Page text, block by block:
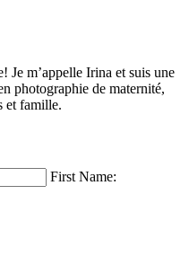
Je m’appelle Irina et suis une
photographie de maternité,
et famille.
First Name: